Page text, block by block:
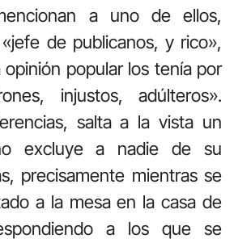
a uno de ellos,
de publicanos, y rico»,
popular los tenía por
injustos, adúlteros».
salta a la vista un
excluye a nadie de su
precisamente mientras se
a la mesa en la casa de
a los que se